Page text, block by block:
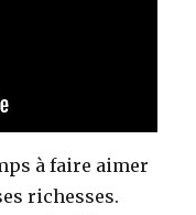
à faire aimer
richesses.